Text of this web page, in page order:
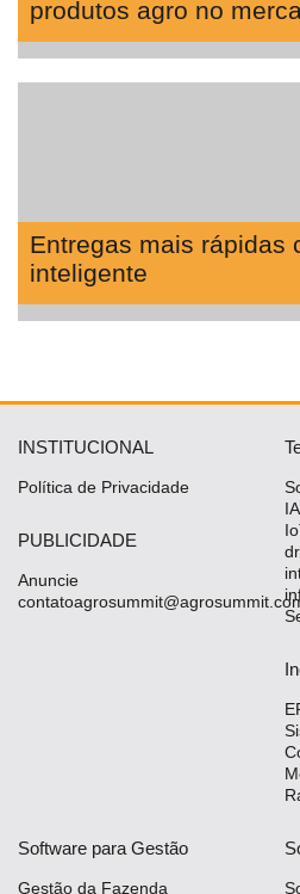
produtos agro no
Entregas mais rápidas
inteligente
INSTITUCIONAL
Política de Privacidade
PUBLICIDADE
Anuncie
Software para Gestão
Gestão da Fazenda